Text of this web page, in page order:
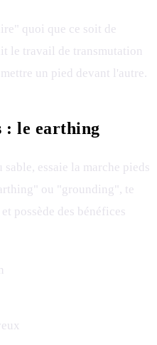
quoi que ce soit de
le travail de transmutation
un pied devant l'autre.
: le earthing
sable, essaie la marche pieds
ou "grounding", te
possède des bénéfices